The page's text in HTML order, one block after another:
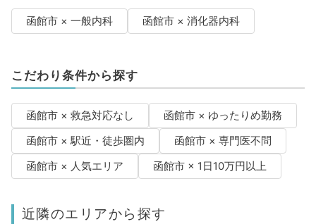
函館市 × 一般内科 函館市 × 消化器内科
こだわり条件から探す
函館市 × 救急対応なし
函館市 × ゆったりめ勤務
函館市 × 駅近・徒歩圏内
函館市 × 専門医不問
函館市 × 人気エリア
函館市 × 1日10万円以上
近隣のエリアから探す